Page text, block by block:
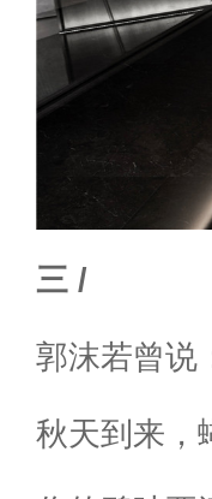
三 /
郭沫若曾说
秋天到来，